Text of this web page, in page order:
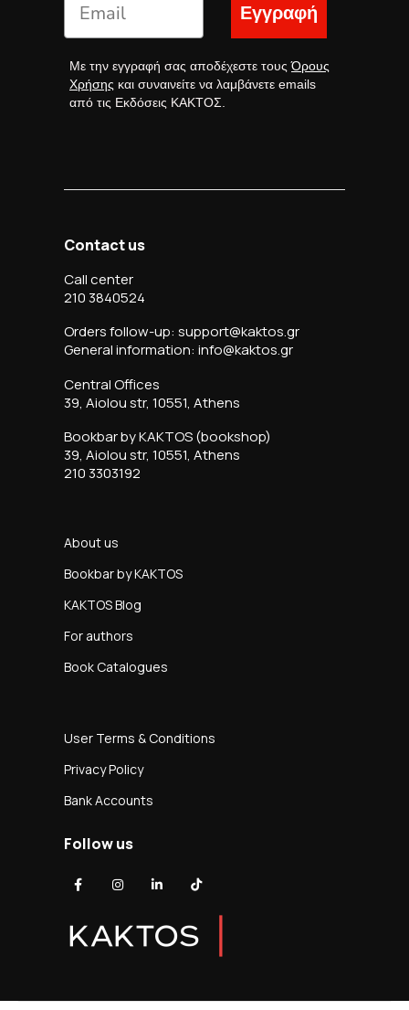
Εγγραφή
Με την εγγραφή σας αποδέχεστε τουςΌρους
Χρήσης και συναινείτε να λαμβάνετε emails
από τις Εκδόσεις ΚΑΚΤΟΣ.
Contact us
Call center
210 3840524
Orders follow-up: support@kaktos.gr
General information: info@kaktos.gr
Central Offices
39, Aiolou str, 10551, Athens
Bookbar by KAKTOS (bookshop)
39, Aiolou str, 10551, Athens
210 3303192
About us
Bookbar by KAKTOS
KAKTOS Blog
For authors
Book Catalogues
User Terms & Conditions
Privacy Policy
Bank Accounts
Follow us